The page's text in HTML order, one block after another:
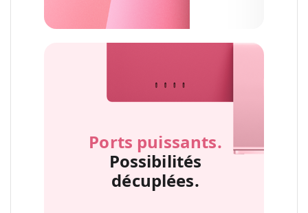
Ports puissants.
Possibilités
décuplées.